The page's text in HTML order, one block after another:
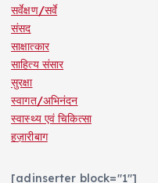
सर्वेक्षण/सर्वे
संसद
साक्षात्कार
साहित्य संसार
सुरक्षा
स्वागत/अभिनंदन
स्वास्थ्य एवं चिकित्सा
हज़ारीबाग
[adinserter block="1"]